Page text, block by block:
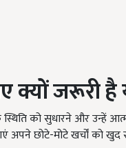
जरूरी है
को सुधारने और उन्हें
अपने छोटे-मोटे खर्चों को खुद